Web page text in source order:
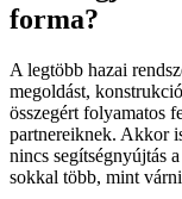
forma?
A legtöbb hazai
megoldást,
összegért folyamatos
partnereiknek. Akkor
nincs segítségnyújtás
sokkal több, mint